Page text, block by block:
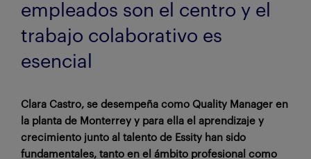
empleados son el centro y el
trabajo colaborativo es
esencial
Clara Castro, se desempeña como Quality Manager en
la planta de Monterrey y para ella el aprendizaje y
crecimiento junto al talento de Essity han sido
fundamentales, tanto en el ámbito profesional como